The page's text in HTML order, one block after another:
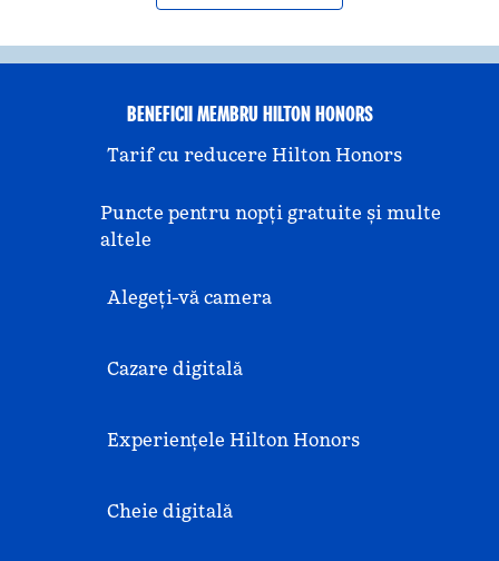
BENEFICII MEMBRU HILTON HONORS
Tarif cu reducere Hilton Honors
Puncte pentru nopți gratuite și multe
altele
Alegeți-vă camera
Cazare digitală
Experiențele Hilton Honors
Cheie digitală